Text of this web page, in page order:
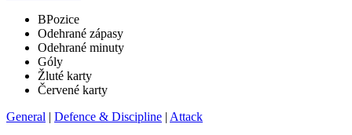
BPozice
Odehrané zápasy
Odehrané minuty
Góly
Žluté karty
Červené karty
General | Defence & Discipline | Attack